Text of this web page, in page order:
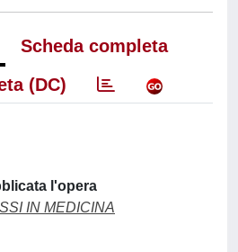
Scheda completa
(DC)
l'opera
IN MEDICINA